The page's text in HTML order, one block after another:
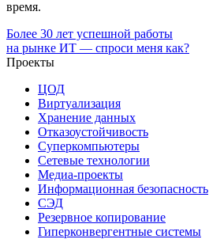
время.
Более 30 лет успешной работы
на рынке ИТ — спроси меня как?
Проекты
ЦОД
Виртуализация
Хранение данных
Отказоустойчивость
Суперкомпьютеры
Сетевые технологии
Медиа-проекты
Информационная безопасность
СЭД
Резервное копирование
Гиперконвергентные системы